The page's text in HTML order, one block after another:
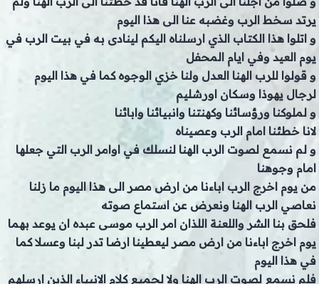
يرتد سخط الرب وغضبه عنا الى هذا اليوم
و اتلوا هذا الكتاب الذي ارسلناه اليكم لينادى به في بيت الرب في
يوم العيد وفي ايام المحفل
و قولوا للرب الهنا العدل ولنا خزي الوجوه كما في هذا اليوم
لرجال يهوذا وسكان اورشليم
و لملوكنا ورؤسائنا وكهنتنا وانبيائنا وابائنا
لانا خطئنا امام الرب وعصيناه
و لم نسمع لصوت الرب الهنا لنسلك في اوامر الرب التي جعلها
امام وجوهنا
من يوم اخرج الرب اباءنا من ارض مصر الى هذا اليوم ما زلنا
نعاصي الرب الهنا ونعرض عن استماع صوته
فلحق بنا الشر واللعنة اللذان امر الرب موسى عبده ان يوعد بهما
يوم اخرج اباءنا من ارض مصر ليعطينا ارضا تدر لبنا وعسلا كما
في هذا اليوم
فلم نسمع لصوت الرب الهنا ولا لجميع كلام الانبياء الذين ارسلهم